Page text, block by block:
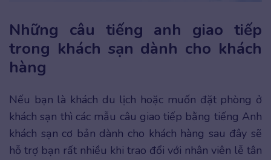
Những câu tiếng anh giao tiếp
trong khách sạn dành cho khách
hàng
Nếu bạn là khách du lịch hoặc muốn đặt phòng ở
khách sạn thì các mẫu câu giao tiếp bằng tiếng Anh
khách sạn cơ bản dành cho khách hàng sau đây sẽ
hỗ trợ bạn rất nhiều khi trao đổi với nhân viên lễ tân